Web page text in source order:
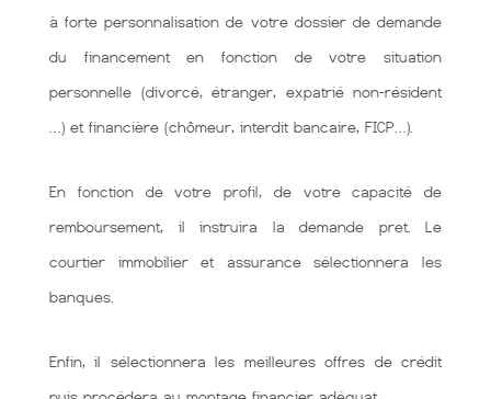
à forte personnalisation de votre dossier de demande
du financement en fonction de votre situation
personnelle (divorcé, étranger, expatrié non-résident
…) et financière (chômeur, interdit bancaire, FICP…).
En fonction de votre profil, de votre capacité de
remboursement, il instruira la demande pret. Le
courtier immobilier et assurance sélectionnera les
banques.
Enfin, il sélectionnera les meilleures offres de crédit